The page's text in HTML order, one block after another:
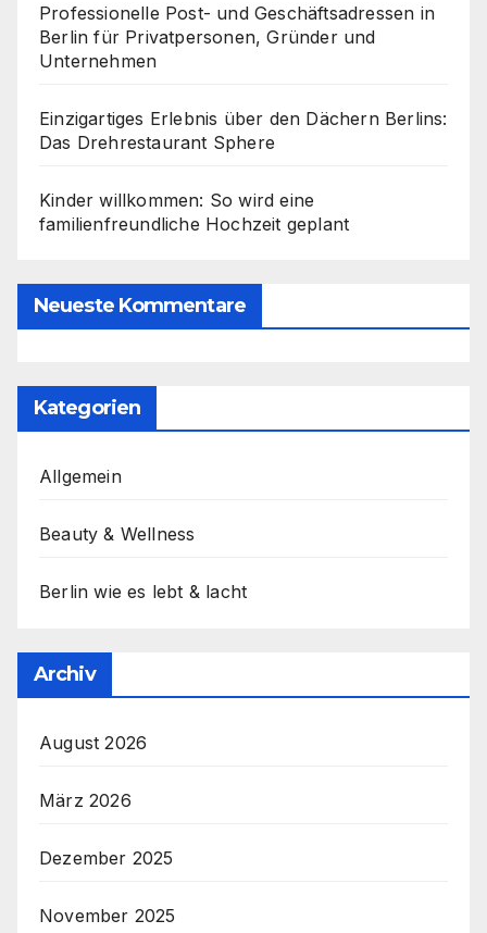
Professionelle Post- und Geschäftsadressen in
Berlin für Privatpersonen, Gründer und
Unternehmen
Einzigartiges Erlebnis über den Dächern Berlins:
Das Drehrestaurant Sphere
Kinder willkommen: So wird eine
familienfreundliche Hochzeit geplant
Neueste Kommentare
Kategorien
Allgemein
Beauty & Wellness
Berlin wie es lebt & lacht
Archiv
August 2026
März 2026
Dezember 2025
November 2025